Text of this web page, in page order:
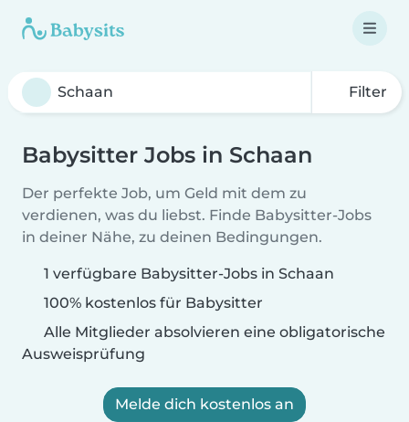
Filter
Babysitter Jobs in Schaan
Der perfekte Job, um Geld mit dem zu
verdienen, was du liebst. Finde Babysitter-Jobs
in deiner Nähe, zu deinen Bedingungen.
1 verfügbare Babysitter-Jobs in Schaan
100% kostenlos für Babysitter
Alle Mitglieder absolvieren eine obligatorische
Ausweisprüfung
Melde dich kostenlos an